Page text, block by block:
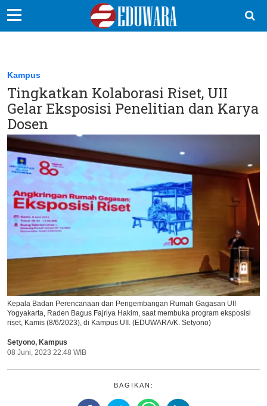
Sekolah Kita
Vokasi
Kampus
Idea
Sains
EduDana
Ikuti Kami di:
Kampus
Tingkatkan Kolaborasi Riset, UII
Gelar Eksposisi Penelitian dan Karya
Dosen
Kepala Badan Perencanaan dan Pengembangan Rumah Gagasan UII
Yogyakarta, Raden Bagus Fajriya Hakim, saat membuka program eksposisi
riset, Kamis (8/6/2023), di Kampus UII. (EDUWARA/K. Setyono)
Setyono, Kampus
08 Juni, 2023 22:48 WIB
BAGIKAN: